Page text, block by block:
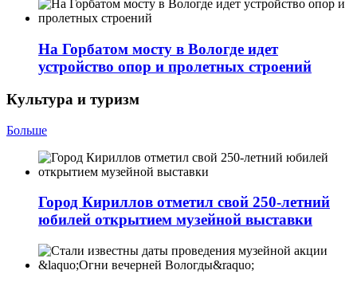
На Горбатом мосту в Вологде идет
устройство опор и пролетных строений
Культура и туризм
Больше
Город Кириллов отметил свой 250-летний
юбилей открытием музейной выставки